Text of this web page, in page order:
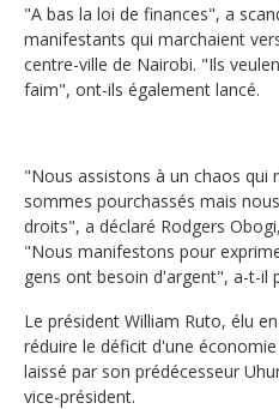
"A bas la loi de finances", a
manifestants qui marchaient
centre-ville de Nairobi. "Ils
faim", ont-ils également lancé.
"Nous assistons à un chaos qui
sommes pourchassés mais
droits", a déclaré Rodgers
"Nous manifestons pour
gens ont besoin d'argent", a-t-il
Le président William Ruto, élu
réduire le déficit d'une
laissé par son prédécesseur
vice-président.